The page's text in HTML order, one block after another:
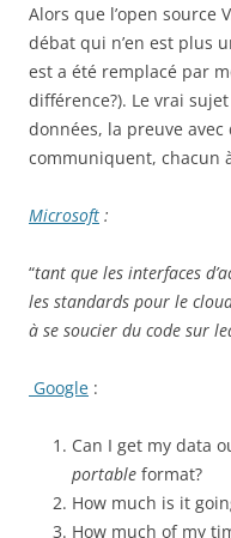
Alors que l’open source
débat qui n’en est plus
est a été remplacé par
différence?). Le vrai
données, la preuve
communiquent, chacun
Microsoft :
“tant que les interfaces
les standards pour le
à se soucier du code sur
Google :
Can I get my data
portable format?
How much is it
How much of my